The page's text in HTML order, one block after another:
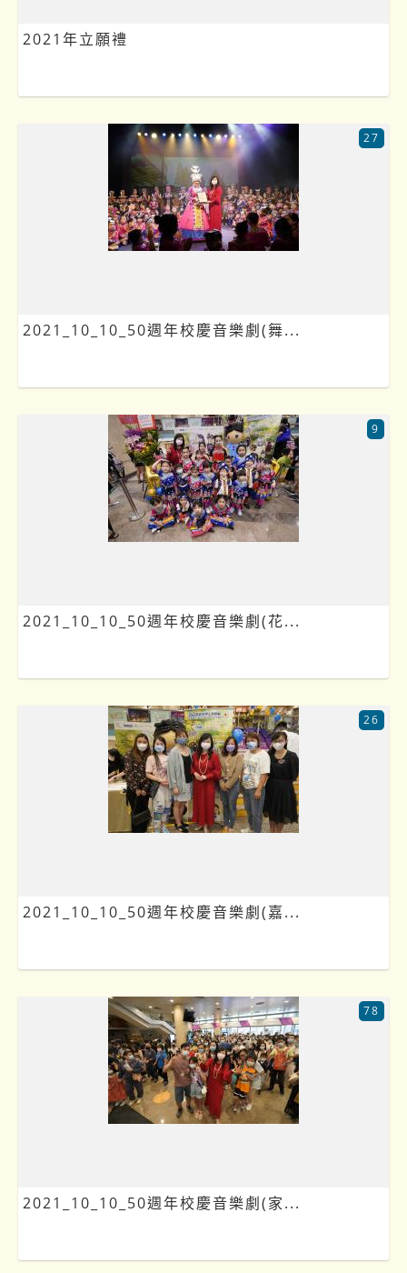
2021年立願禮
2021_10_10_50週年校慶音樂劇(舞...
27
2021_10_10_50週年校慶音樂劇(花...
9
2021_10_10_50週年校慶音樂劇(嘉...
26
2021_10_10_50週年校慶音樂劇(家...
78